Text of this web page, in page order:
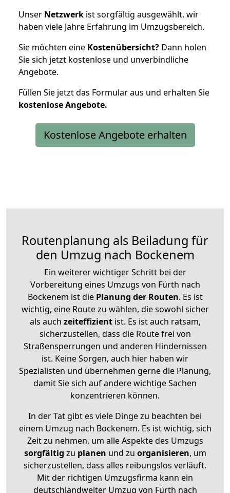
Unser Netzwerk ist sorgfältig ausgewählt, wir
haben viele Jahre Erfahrung im Umzugsbereich.
Sie möchten eine Kostenübersicht? Dann holen
Sie sich jetzt kostenlose und unverbindliche
Angebote.
Füllen Sie jetzt das Formular aus und erhalten Sie
kostenloseAngebote.
Kostenlose Angebote erhalten
Routenplanung als Beiladung für
den Umzug nach Bockenem
Ein weiterer wichtiger Schritt bei der
Vorbereitung eines Umzugs von Fürth nach
Bockenem ist diePlanung der Routen. Es ist
wichtig, eine Route zu wählen, die sowohl sicher
als auch zeiteffizientist. Es ist auch ratsam,
sicherzustellen, dass die Route frei von
Straßensperrungen und anderen Hindernissen
ist. Keine Sorgen, auch hier haben wir
Spezialisten und übernehmen gerne die Planung,
damit Sie sich auf andere wichtige Sachen
konzentrieren können.
In der Tat gibt es viele Dinge zu beachten bei
einem Umzug nach Bockenem. Es ist wichtig, sich
Zeit zu nehmen, um alle Aspekte des Umzugs
sorgfältig zu planen und zu organisieren, um
sicherzustellen, dass alles reibungslos verläuft.
Mit der richtigen Umzugsfirma kann ein
deutschlandweiter Umzug von Fürth nach